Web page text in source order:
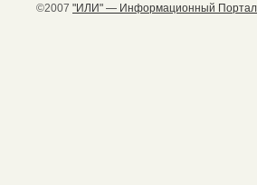
©2007 "ИЛИ" — Информационный Портал